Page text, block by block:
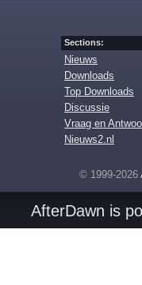
Sections:
Nieuws
Downloads
Top Downloads
Discussie
Vraag en
Nieuws2.nl
© 1999-2026
AfterDawn is